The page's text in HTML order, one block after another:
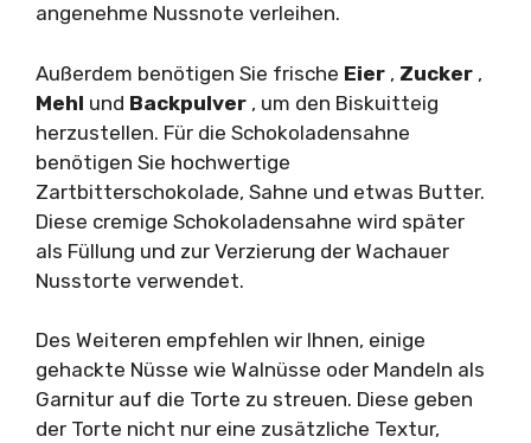
angenehme Nussnote verleihen.
Außerdem benötigen Sie frische Eier , Zucker ,
Mehl und Backpulver , um den Biskuitteig
herzustellen. Für die Schokoladensahne
benötigen Sie hochwertige
Zartbitterschokolade, Sahne und etwas Butter.
Diese cremige Schokoladensahne wird später
als Füllung und zur Verzierung der Wachauer
Nusstorte verwendet.
Des Weiteren empfehlen wir Ihnen, einige
gehackte Nüsse wie Walnüsse oder Mandeln als
Garnitur auf die Torte zu streuen. Diese geben
der Torte nicht nur eine zusätzliche Textur,